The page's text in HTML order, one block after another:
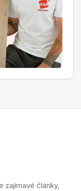
zajímavé články,